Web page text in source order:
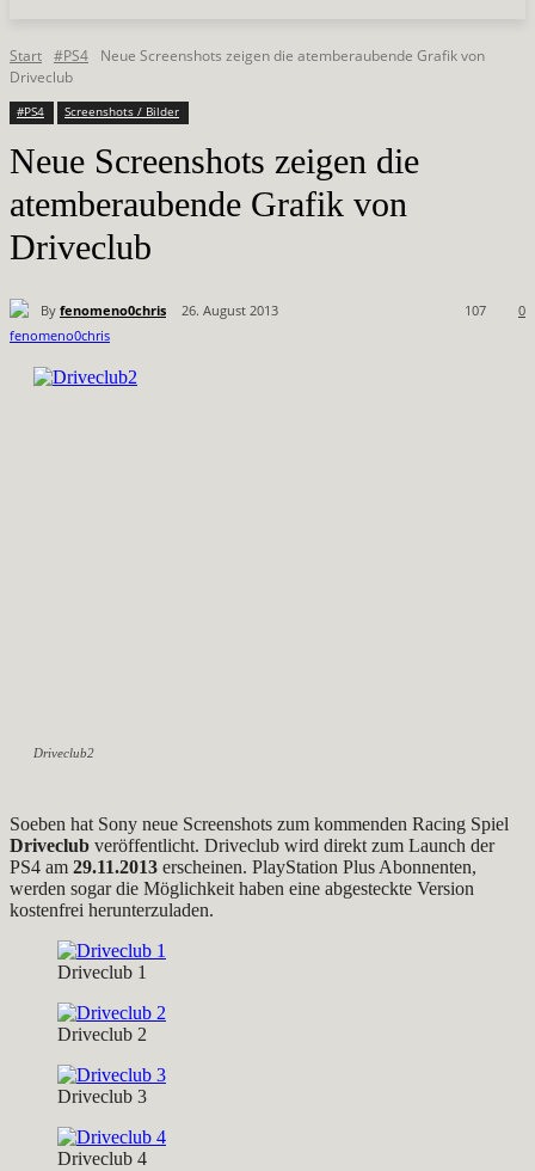
Start #PS4
Neue Screenshots zeigen die atemberaubende Grafik von
Driveclub
#PS4 Screenshots / Bilder
Neue Screenshots zeigen die
atemberaubende Grafik von
Driveclub
By fenomeno0chris 26. August 2013 0
107
Driveclub2
Soeben hat Sony neue Screenshots zum kommenden Racing Spiel
Driveclub veröffentlicht. Driveclub wird direkt zum Launch der
PS4 am 29.11.2013 erscheinen. PlayStation Plus Abonnenten,
werden sogar die Möglichkeit haben eine abgesteckte Version
kostenfrei herunterzuladen.
Driveclub 1
Driveclub 2
Driveclub 3
Driveclub 4